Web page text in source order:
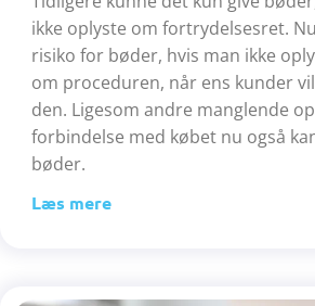
ikke oplyste om fortrydelsesret.
risiko for bøder, hvis man ikke
om proceduren, når ens kunder
den. Ligesom andre manglende
forbindelse med købet nu også
bøder.
Læs mere